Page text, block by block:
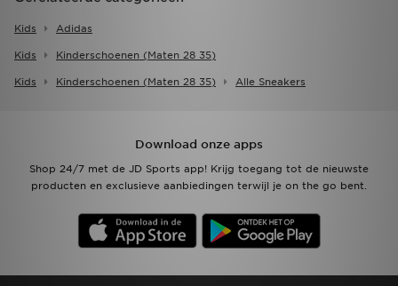
Kids Adidas
Kids Kinderschoenen (maten 28 35)
Kids Kinderschoenen (maten 28 35) Alle Sneakers
Download onze apps
Shop 24/7 met de JD Sports app! Krijg toegang tot de nieuwste
producten en exclusieve aanbiedingen terwijl je on the go bent.